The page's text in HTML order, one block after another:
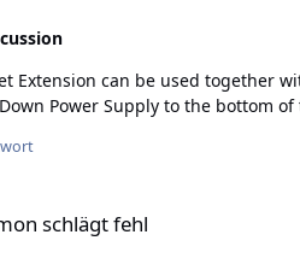
schlägt fehl